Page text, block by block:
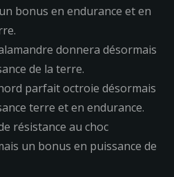
bonus en endurance et en
donnera désormais
de la terre.
parfait octroie désormais
terre et en endurance.
résistance au choc
un bonus en puissance de